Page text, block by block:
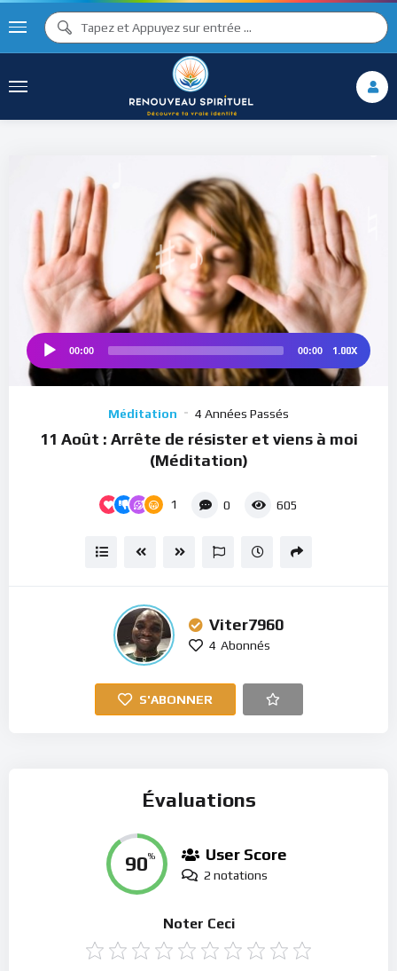
♫ ♩
♩
♪
♯ ♬
♫
♮
Audio
00:00 00:00 1.00X
Méditation 4 Années Passés
11 Août : Arrête de résister et viens à moi
(Méditation)
1 0 605
Viter7960
4 Abonnés
S'ABONNER
Évaluations
90% User Score
2 notations
Noter Ceci